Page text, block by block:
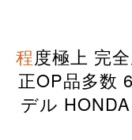
程度極上 完全屋内保管ワンオーナー 純
正OP品多数
デル